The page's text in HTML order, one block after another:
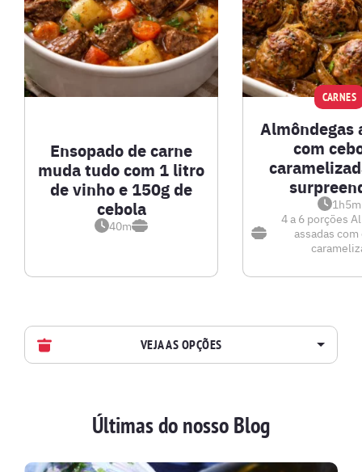
Ensopado de carne
muda tudo com 1 litro
de vinho e 150g de
cebola
40m
CARNES
Almôndegas
com
1h5m
4 a 6 porções
assadas
VEJA AS OPÇÕES
BATIDAS
Últimas do nosso Blog